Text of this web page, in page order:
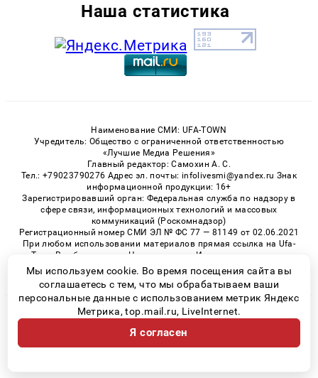
Наша статистика
Наименование СМИ: UFA-TOWN
Учредитель: Общество с ограниченной ответственностью
«Лучшие Медиа Решения»
Главный редактор: Самохин А. С.
Тел.: +79023790276 Адрес эл. почты: infolivesmi@yandex.ru Знак
информационной продукции: 16+
Зарегистрировавший орган: Федеральная служба по надзору в
сфере связи, информационных технологий и массовых
коммуникаций (Роскомнадзор)
Регистрационный номер СМИ ЭЛ № ФС 77 — 81149 от 02.06.2021
При любом использовании материалов прямая ссылка на Ufa-
Town.Ru обязательна. Цитирование в Интернете возможно
только при наличии письменного разрешения.
© 2026 «Ufa-Town» | Все права защищены
Возрастная категория сайта 16+
Политика конфиденциальности
Мы используем cookie. Во время посещения сайта вы
соглашаетесь с тем, что мы обрабатываем ваши
персональные данные с использованием метрик Яндекс
Метрика, top.mail.ru, LiveInternet.
Я согласен